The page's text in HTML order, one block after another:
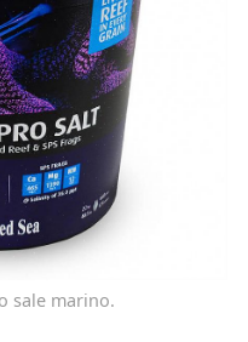
sale marino.